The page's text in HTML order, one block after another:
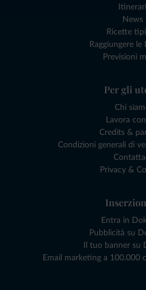
Itinerari
News
Ricette
Raggiungere
Previsioni
Per gli
Chi
Lavora
Credits &
Condizioni generali di
Privacy &
Entra in
Pubblicità su
Il tuo banner su
Email marketing a 100.000